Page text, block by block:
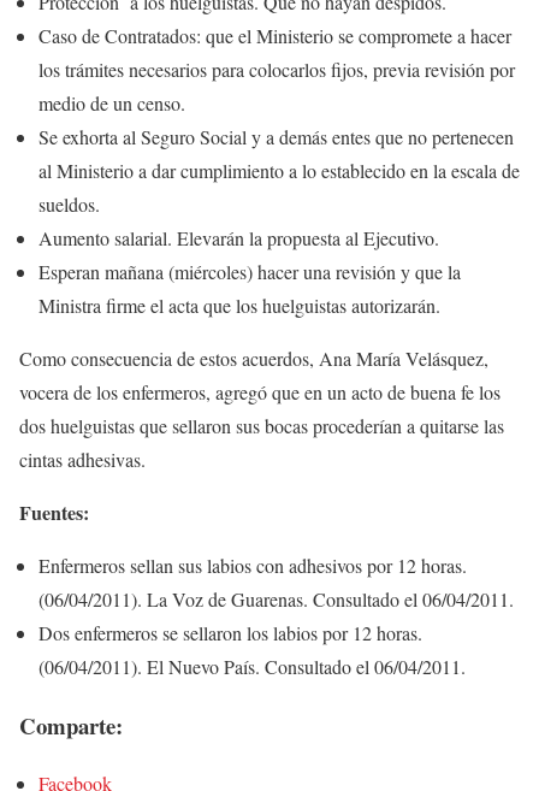
Caso de Contratados: que el Ministerio se compromete a hacer
los trámites necesarios para colocarlos fijos, previa revisión por
medio de un censo.
Se exhorta al Seguro Social y a demás entes que no pertenecen
al Ministerio a dar cumplimiento a lo establecido en la escala de
sueldos.
Aumento salarial. Elevarán la propuesta al Ejecutivo.
Esperan mañana (miércoles) hacer una revisión y que la
Ministra firme el acta que los huelguistas autorizarán.
Como consecuencia de estos acuerdos, Ana María Velásquez,
vocera de los enfermeros, agregó que en un acto de buena fe los
dos huelguistas que sellaron sus bocas procederían a quitarse las
cintas adhesivas.
Fuentes:
Enfermeros sellan sus labios con adhesivos por 12 horas.
(06/04/2011). La Voz de Guarenas. Consultado el 06/04/2011.
Dos enfermeros se sellaron los labios por 12 horas.
(06/04/2011). El Nuevo País. Consultado el 06/04/2011.
Comparte:
Facebook